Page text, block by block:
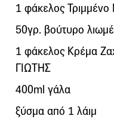
1 φάκελος
50γρ. βούτυρο
1 φάκελος Κρέμα
ΓΙΩΤΗΣ
400ml γάλα
ξύσμα από 1 λάιμ